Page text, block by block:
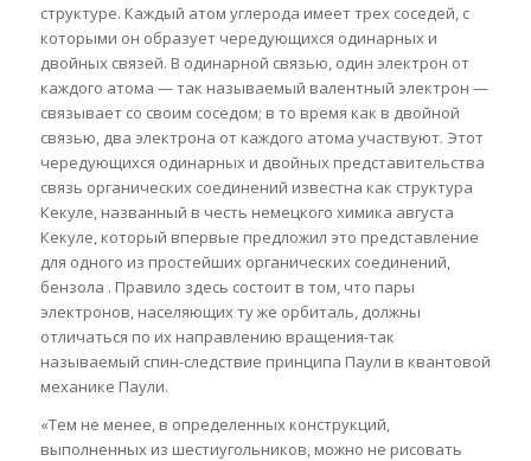
структуре. Каждый атом углерода имеет трех соседей, с
которыми он образует чередующихся одинарных и
двойных связей. В одинарной связью, один электрон от
каждого атома — так называемый валентный электрон —
связывает со своим соседом; в то время как в двойной
связью, два электрона от каждого атома участвуют. Этот
чередующихся одинарных и двойных представительства
связь органических соединений известна как структура
Кекуле, названный в честь немецкого химика августа
Кекуле, который впервые предложил это представление
для одного из простейших органических соединений,
бензола . Правило здесь состоит в том, что пары
электронов, населяющих ту же орбиталь, должны
отличаться по их направлению вращения-так
называемый спин-следствие принципа Паули в квантовой
механике Паули.
«Тем не менее, в определенных конструкций,
выполненных из шестиугольников, можно не рисовать